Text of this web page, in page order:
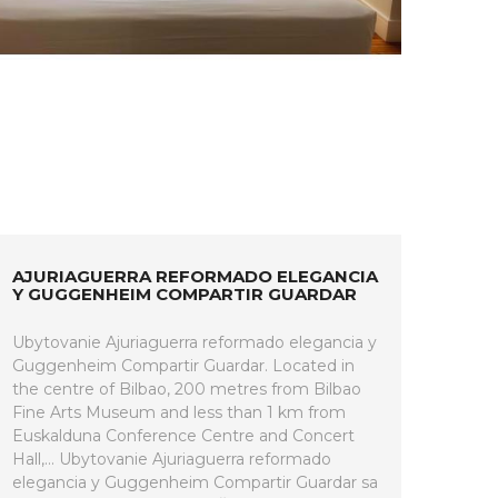
AJURIAGUERRA REFORMADO ELEGANCIA
Y GUGGENHEIM COMPARTIR GUARDAR
Ubytovanie Ajuriaguerra reformado elegancia y
Guggenheim Compartir Guardar. Located in
the centre of Bilbao, 200 metres from Bilbao
Fine Arts Museum and less than 1 km from
Euskalduna Conference Centre and Concert
Hall,... Ubytovanie Ajuriaguerra reformado
elegancia y Guggenheim Compartir Guardar sa